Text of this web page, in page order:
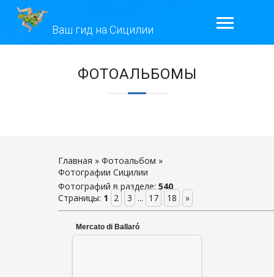
Ваш гид на Сицилии
ЭКСКУРСИИ
ОТЗЫВЫ
КОНТАКТЫ
Главная » Фотоальбом »
Фотографии Сицилии
Фотографий в разделе:540
Страницы: 1 2 3 ... 17 18 »
Mercato di Ballaró